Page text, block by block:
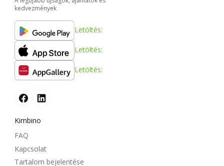
kedvezmények
Letöltés:
Letöltés:
Letöltés:
Kimbino
FAQ
Kapcsolat
Tartalom bejelentése